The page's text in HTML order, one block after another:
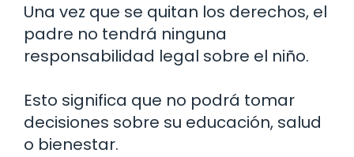
Una vez que se quitan los derechos, el
padre no tendrá ninguna
responsabilidad legal sobre el niño.
Esto significa que no podrá tomar
decisiones sobre su educación, salud
o bienestar.